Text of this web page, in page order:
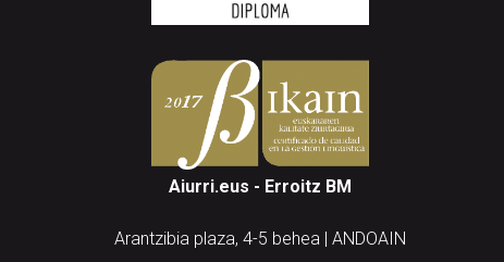
Aiurri.eus - Erroitz BM
Arantzibia plaza, 4-5 behea | ANDOAIN